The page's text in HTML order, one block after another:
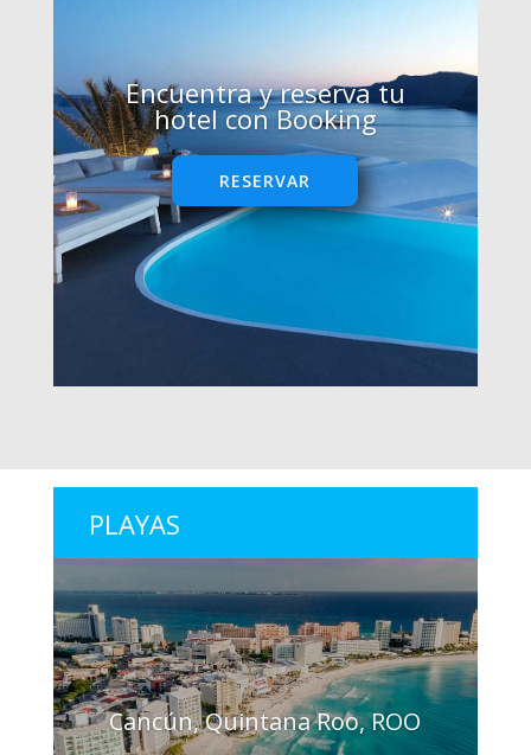
Encuentra y reserva tu
hotel con Booking
RESERVAR
PLAYAS
Cancún, Quintana Roo, ROO